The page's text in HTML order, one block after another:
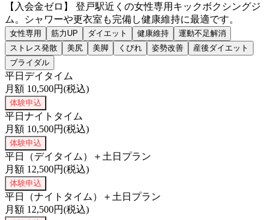
【入会金ゼロ】 登戸駅近くの女性専用キックボクシングジ
ム。シャワーや更衣室も完備し健康維持に最適です。
女性専用 筋力UP ダイエット 健康維持
運動不足解消
ストレス発散
美尻 美脚 くびれ 姿勢改善
産後ダイエット
ブライダル
平日デイタイム
月額 10,500円(税込)
体験申込
平日ナイトタイム
月額 10,500円(税込)
体験申込
平日（デイタイム）＋土日プラン
月額 12,500円(税込)
体験申込
平日（ナイトタイム）＋土日プラン
月額 12,500円(税込)